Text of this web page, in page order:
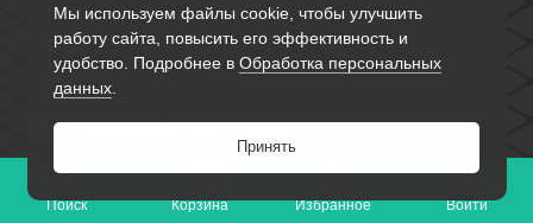
Поиск Корзина
0
Избранное
Войти
Мы используем файлы cookie, чтобы улучшить
работу сайта, повысить его эффективность и
удобство. Подробнее в Обработка персональных
данных
Принять
Мы в сети